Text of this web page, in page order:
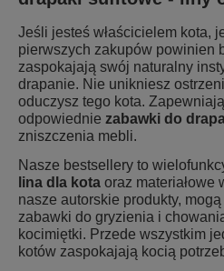
Jeśli jesteś właścicielem kota,
pierwszych zakupów powinien
zaspokajają swój naturalny
drapanie. Nie unikniesz
oduczysz tego kota.
odpowiednie zabawki do
zniszczenia mebli.
Nasze bestsellery to
lina dla kota oraz materiałowe
nasze autorskie produkty,
zabawki do gryzienia i
kocimiętki. Przede wszystkim
kotów zaspokajają kocią